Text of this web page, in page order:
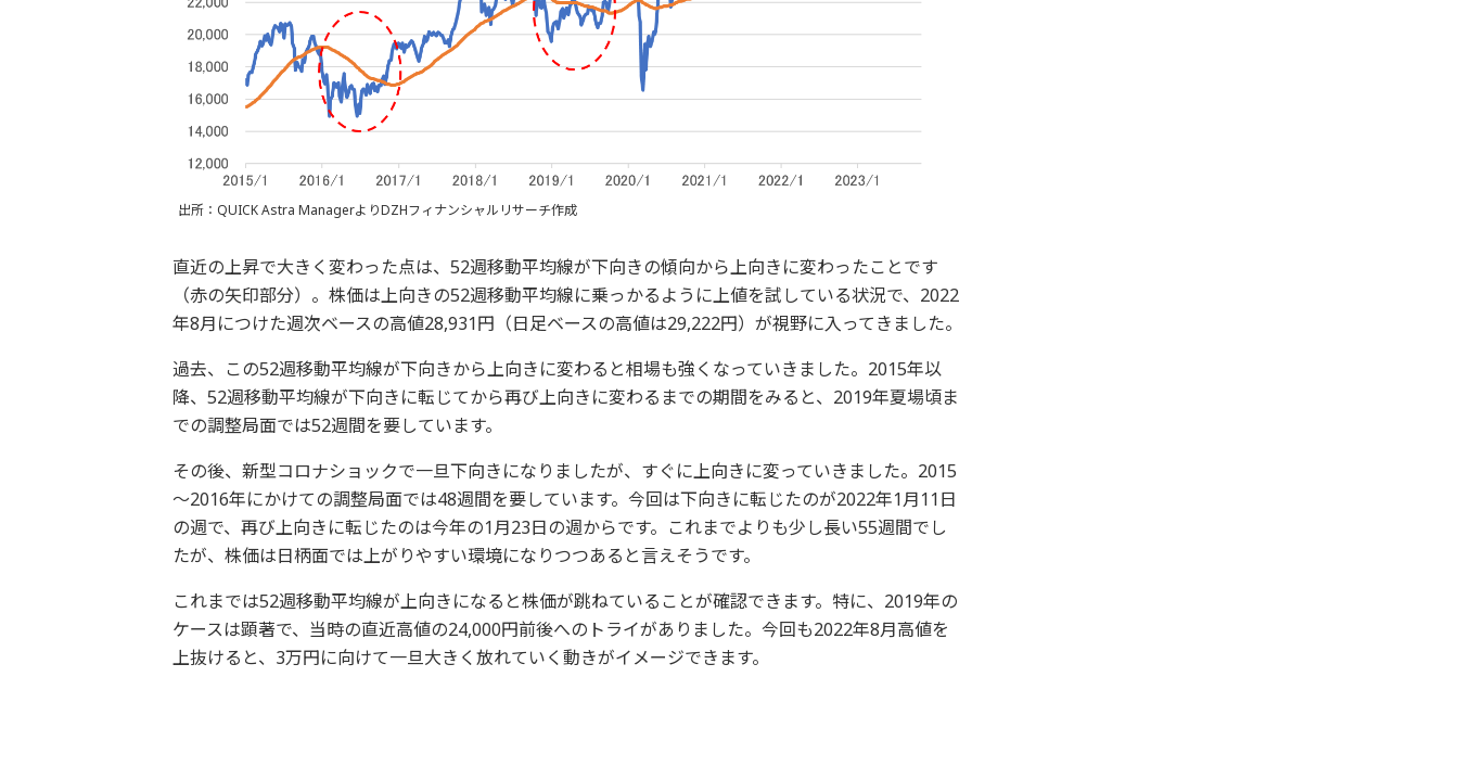
出所：QUICK Astra ManagerよりDZHフィナンシャルリサーチ作成
直近の上昇で大きく変わった点は、52週移動平均線が下向きの傾向から上向きに変わったことです
（赤の矢印部分）。株価は上向きの52週移動平均線に乗っかるように上値を試している状況で、2022
年8月につけた週次ベースの高値28,931円（日足ベースの高値は29,222円）が視野に入ってきました。
過去、この52週移動平均線が下向きから上向きに変わると相場も強くなっていきました。2015年以
降、52週移動平均線が下向きに転じてから再び上向きに変わるまでの期間をみると、2019年夏場頃ま
での調整局面では52週間を要しています。
その後、新型コロナショックで一旦下向きになりましたが、すぐに上向きに変っていきました。2015
～2016年にかけての調整局面では48週間を要しています。今回は下向きに転じたのが2022年1月11日
の週で、再び上向きに転じたのは今年の1月23日の週からです。これまでよりも少し長い55週間でし
たが、株価は日柄面では上がりやすい環境になりつつあると言えそうです。
これまでは52週移動平均線が上向きになると株価が跳ねていることが確認できます。特に、2019年の
ケースは顕著で、当時の直近高値の24,000円前後へのトライがありました。今回も2022年8月高値を
上抜けると、3万円に向けて一旦大きく放れていく動きがイメージできます。